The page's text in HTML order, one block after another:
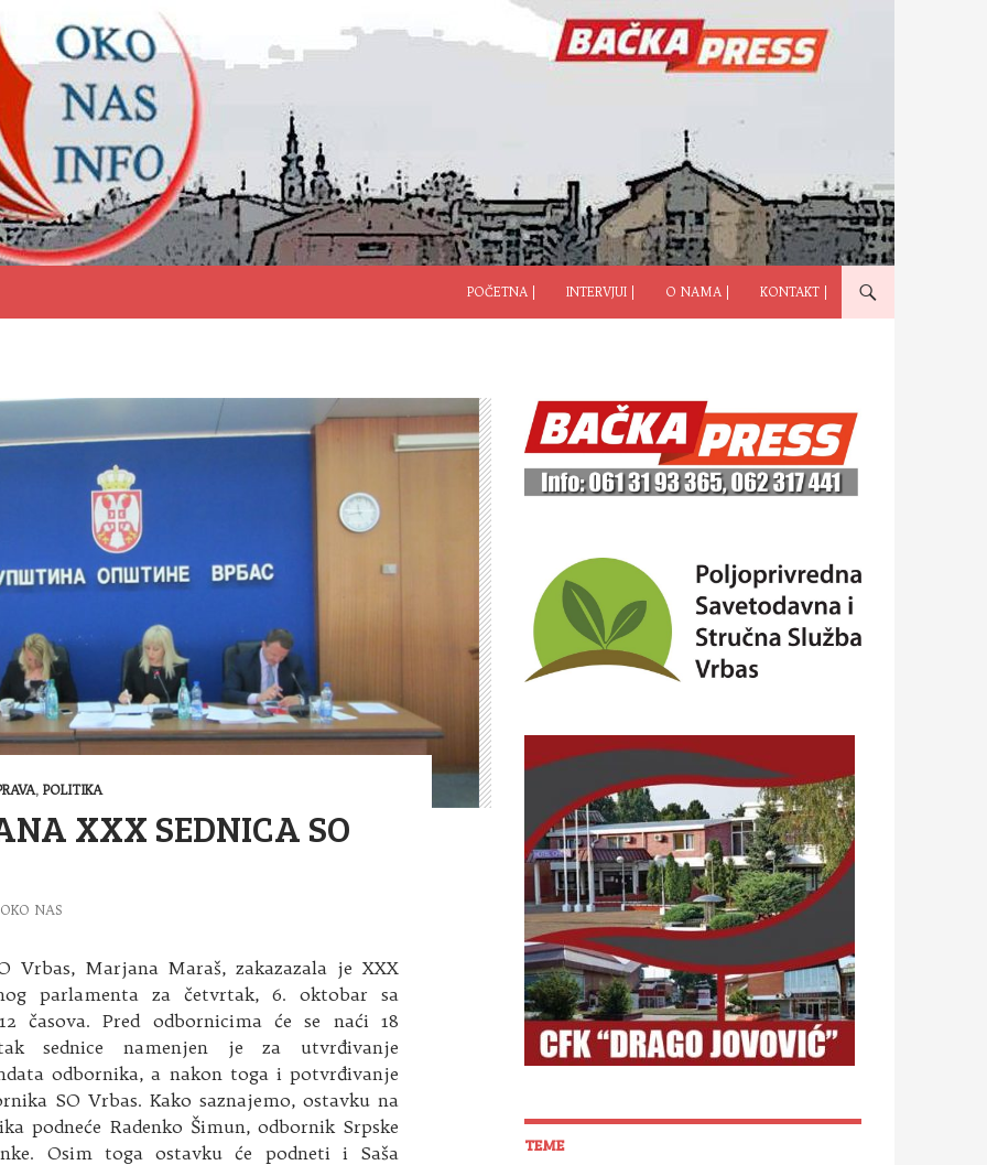
POČETNA |
INTERVJUI | O NAMA | KONTAKT |
, POLITIKA
XXX SEDNICA SO
OKO NAS
Vrbas, Marjana Maraš, zakazazala je XXX
parlamenta za četvrtak, 6. oktobar sa
časova. Pred odbornicima će se naći 18
sednice namenjen je za utvrđivanje
odbornika, a nakon toga i potvrđivanje
SO Vrbas. Kako saznajemo, ostavku na
podneće Radenko Šimun, odbornik Srpske
Osim toga ostavku će podneti i Saša
TEME